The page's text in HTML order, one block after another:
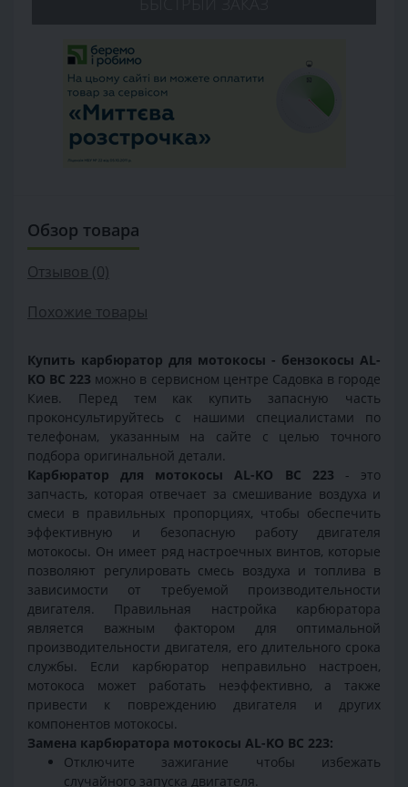
Обзор товара
Отзывов (0)
Похожие товары
Купить карбюратор для мотокосы - бензокосы AL-
KO BC 223 можно в сервисном центре Садовка в городе
Киев. Перед тем как купить запасную часть
проконсультируйтесь с нашими специалистами по
телефонам, указанным на сайте с целью точного
подбора оригинальной детали.
Карбюратор для мотокосы AL-KO BC 223 - это
запчасть, которая отвечает за смешивание воздуха и
смеси в правильных пропорциях, чтобы обеспечить
эффективную и безопасную работу двигателя
мотокосы. Он имеет ряд настроечных винтов, которые
позволяют регулировать смесь воздуха и топлива в
зависимости от требуемой производительности
двигателя. Правильная настройка карбюратора
является важным фактором для оптимальной
производительности двигателя, его длительного срока
службы. Если карбюратор неправильно настроен,
мотокоса может работать неэффективно, а также
привести к повреждению двигателя и других
компонентов мотокосы.
Замена карбюратора мотокосы AL-KO BC 223:
Отключите зажигание чтобы избежать
случайного запуска двигателя.